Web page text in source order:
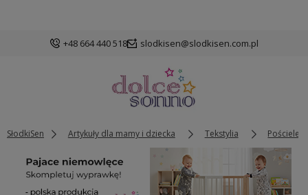
+48 664 440 518 slodkisen@slodkisen.com.pl
SłodkiSen Artykuły dla mamy i dziecka Tekstylia Pościele